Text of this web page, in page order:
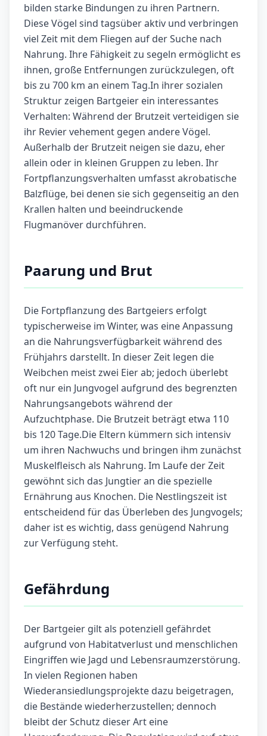
bilden starke Bindungen zu ihren Partnern.
Diese Vögel sind tagsüber aktiv und verbringen
viel Zeit mit dem Fliegen auf der Suche nach
Nahrung. Ihre Fähigkeit zu segeln ermöglicht es
ihnen, große Entfernungen zurückzulegen, oft
bis zu 700 km an einem Tag.In ihrer sozialen
Struktur zeigen Bartgeier ein interessantes
Verhalten: Während der Brutzeit verteidigen sie
ihr Revier vehement gegen andere Vögel.
Außerhalb der Brutzeit neigen sie dazu, eher
allein oder in kleinen Gruppen zu leben. Ihr
Fortpflanzungsverhalten umfasst akrobatische
Balzflüge, bei denen sie sich gegenseitig an den
Krallen halten und beeindruckende
Flugmanöver durchführen.
Paarung und Brut
Die Fortpflanzung des Bartgeiers erfolgt
typischerweise im Winter, was eine Anpassung
an die Nahrungsverfügbarkeit während des
Frühjahrs darstellt. In dieser Zeit legen die
Weibchen meist zwei Eier ab; jedoch überlebt
oft nur ein Jungvogel aufgrund des begrenzten
Nahrungsangebots während der
Aufzuchtphase. Die Brutzeit beträgt etwa 110
bis 120 Tage.Die Eltern kümmern sich intensiv
um ihren Nachwuchs und bringen ihm zunächst
Muskelfleisch als Nahrung. Im Laufe der Zeit
gewöhnt sich das Jungtier an die spezielle
Ernährung aus Knochen. Die Nestlingszeit ist
entscheidend für das Überleben des Jungvogels;
daher ist es wichtig, dass genügend Nahrung
zur Verfügung steht.
Gefährdung
Der Bartgeier gilt als potenziell gefährdet
aufgrund von Habitatverlust und menschlichen
Eingriffen wie Jagd und Lebensraumzerstörung.
In vielen Regionen haben
Wiederansiedlungsprojekte dazu beigetragen,
die Bestände wiederherzustellen; dennoch
bleibt der Schutz dieser Art eine